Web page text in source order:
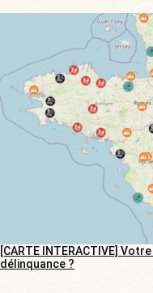
[CARTE INTERACTIVE]
délinquance ?